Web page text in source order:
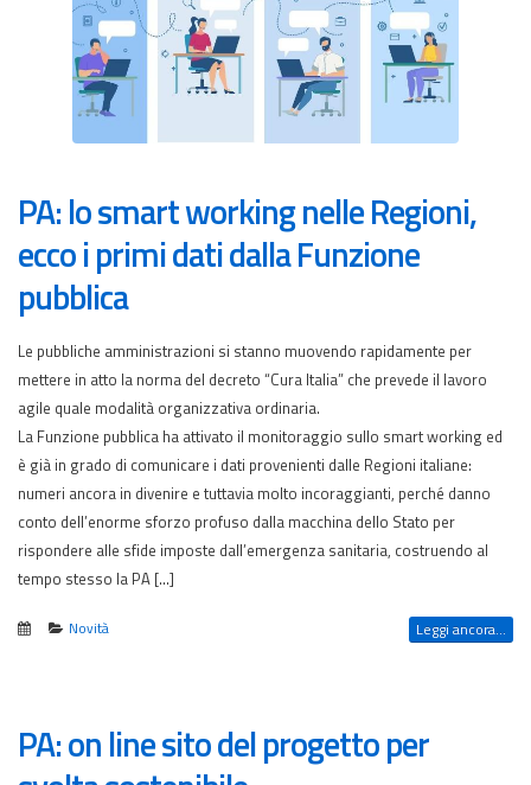
PA: lo smart working nelle Regioni,
ecco i primi dati dalla Funzione
pubblica
Le pubbliche amministrazioni si stanno muovendo rapidamente per
mettere in atto la norma del decreto “Cura Italia” che prevede il lavoro
agile quale modalità organizzativa ordinaria.
La Funzione pubblica ha attivato il monitoraggio sullo smart working ed
è già in grado di comunicare i dati provenienti dalle Regioni italiane:
numeri ancora in divenire e tuttavia molto incoraggianti, perché danno
conto dell’enorme sforzo profuso dalla macchina dello Stato per
rispondere alle sfide imposte dall’emergenza sanitaria, costruendo al
tempo stesso la PA […]
Novità Leggi ancora...
PA: on line sito del progetto per